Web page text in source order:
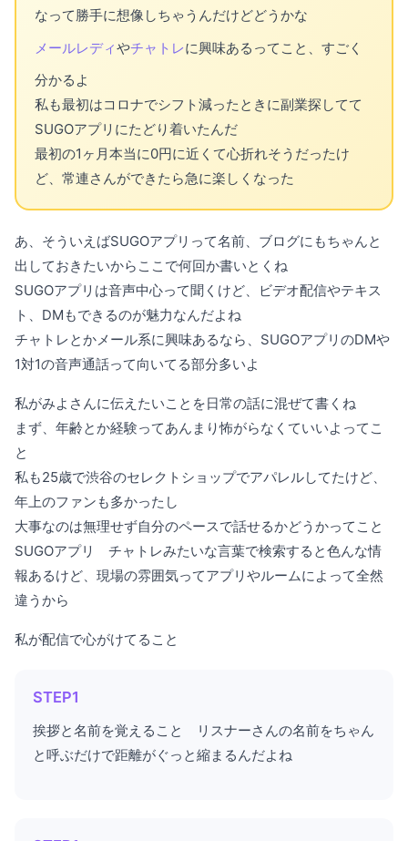
なって勝手に想像しちゃうんだけどどうかな
メールレディやチャトレに興味あるってこと、すごく
分かるよ
私も最初はコロナでシフト減ったときに副業探してて
SUGOアプリにたどり着いたんだ
最初の1ヶ月本当に0円に近くて心折れそうだったけ
ど、常連さんができたら急に楽しくなった
あ、そういえばSUGOアプリって名前、ブログにもちゃんと
出しておきたいからここで何回か書いとくね
SUGOアプリは音声中心って聞くけど、ビデオ配信やテキス
ト、DMもできるのが魅力なんだよね
チャトレとかメール系に興味あるなら、SUGOアプリのDMや
1対1の音声通話って向いてる部分多いよ
私がみよさんに伝えたいことを日常の話に混ぜて書くね
まず、年齢とか経験ってあんまり怖がらなくていいよってこ
と
私も25歳で渋谷のセレクトショップでアパレルしてたけど、
年上のファンも多かったし
大事なのは無理せず自分のペースで話せるかどうかってこと
SUGOアプリ チャトレみたいな言葉で検索すると色んな情
報あるけど、現場の雰囲気ってアプリやルームによって全然
違うから
私が配信で心がけてること
STEP1
挨拶と名前を覚えること リスナーさんの名前をちゃん
と呼ぶだけで距離がぐっと縮まるんだよね